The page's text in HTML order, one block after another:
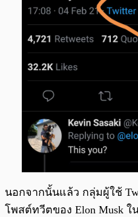
นอกจากนั้นแล้ว กลุ่มผู้ใช้
โพสต์ทวีตของ Elon Musk